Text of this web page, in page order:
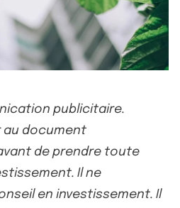
publicitaire.
au document
de prendre toute
Il ne
en investissement. Il